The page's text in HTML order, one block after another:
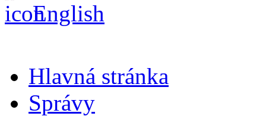
English
Hlavná stránka
Správy